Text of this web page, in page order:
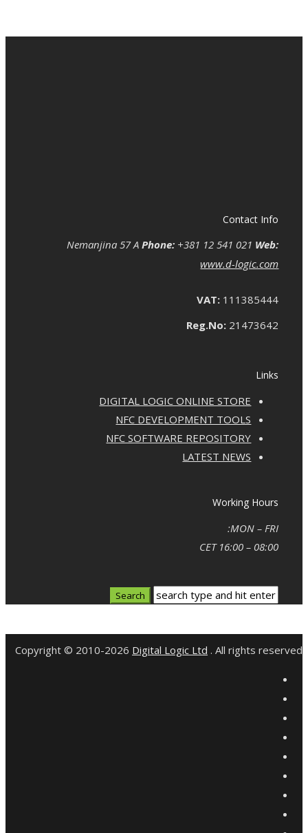
Contact Info
Nemanjina 57 A Phone: +381 12 541 021 Web:
www.d-logic.com
VAT: 111385444
Reg.No: 21473642
Links
DIGITAL LOGIC ONLINE STORE
NFC DEVELOPMENT TOOLS
NFC SOFTWARE REPOSITORY
LATEST NEWS
Working Hours
MON – FRI:
08:00 – 16:00 CET
Copyright © 2010-2026 Digital Logic Ltd . All rights reserved